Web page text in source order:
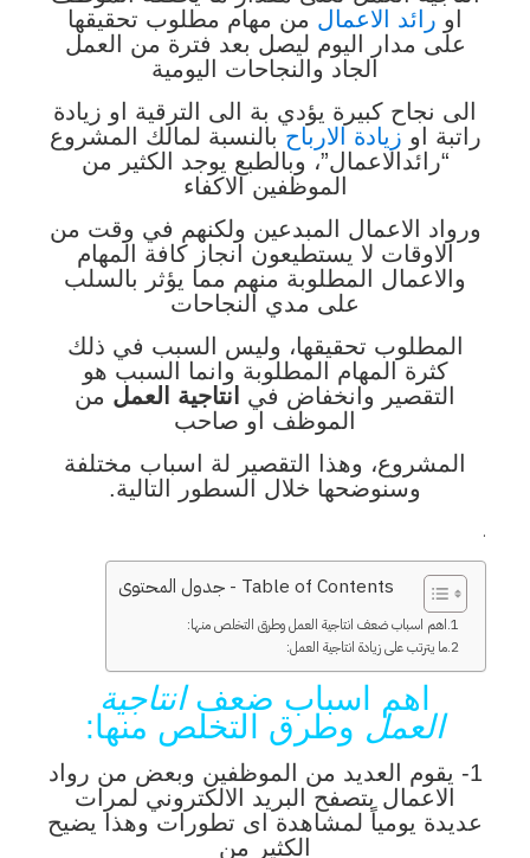
او رائد الاعمال من مهام مطلوب تحقيقها
على مدار اليوم ليصل بعد فترة من العمل
الجاد والنجاحات اليومية
الى نجاح كبيرة يؤدي بة الى الترقية او زيادة
راتبة او زيادة الارباح بالنسبة لمالك المشروع
“رائدالاعمال”، وبالطبع يوجد الكثير من
الموظفين الاكفاء
ورواد الاعمال المبدعين ولكنهم في وقت من
الاوقات لا يستطيعون انجاز كافة المهام
والاعمال المطلوبة منهم مما يؤثر بالسلب
على مدي النجاحات
المطلوب تحقيقها، وليس السبب في ذلك
كثرة المهام المطلوبة وانما السبب هو
التقصير وانخفاض في
انتاجية العمل من
الموظف او صاحب
المشروع، وهذا التقصير لة اسباب مختلفة
وسنوضحها خلال السطور التالية.
.
Table of Contents - جدول المحتوى
اهم اسباب ضعف انتاجية العمل وطرق التخلص منها:
ما يترتب على زيادة انتاجية العمل:
اهم اسباب ضعفانتاجية
العمل وطرق التخلص منها:
1- يقوم العديد من الموظفين وبعض من رواد
الاعمال بتصفح البريد الالكتروني لمرات
عديدة يومياً لمشاهدة اى تطورات وهذا يضيح
الكثير من